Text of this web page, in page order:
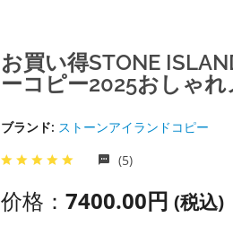
お買い得STONE
ーコピー2025おしゃ
ブランド: ストーンアイランドコピー
(5)
价格： 7400.00円 (税込)